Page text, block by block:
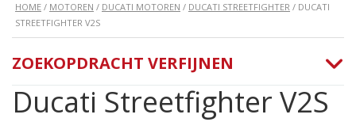
HOME / MOTOREN / DUCATI MOTOREN / DUCATI STREETFIGHTER / DUCATI
STREETFIGHTER V2S
Ducati Streetfighter V2S
ZOEKOPDRACHT VERFIJNEN